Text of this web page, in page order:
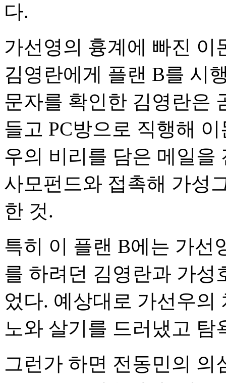
다.
가선영의 흉계에 빠진 이
김영란에게 플랜 B를 시
문자를 확인한 김영란은
들고 PC방으로 직행해
우의 비리를 담은 메일을
사모펀드와 접촉해 가성
한 것.
특히 이 플랜 B에는 가선
를 하려던 김영란과 가성
었다. 예상대로 가선우의
노와 살기를 드러냈고 탐
그런가 하면 전동민의 의